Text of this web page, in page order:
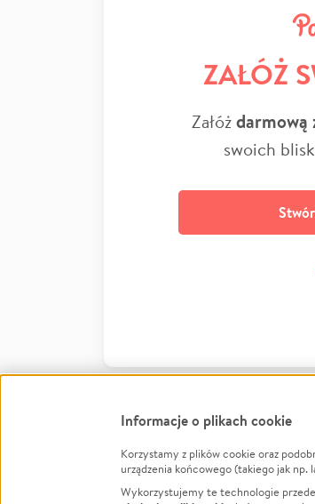
ZAŁÓŻ
Załóżdarmową
swoich
Informacje o plikach cookie
Korzystamy z plików cookie oraz
urządzenia końcowego (takiego jak
Wykorzystujemy te technologie przede